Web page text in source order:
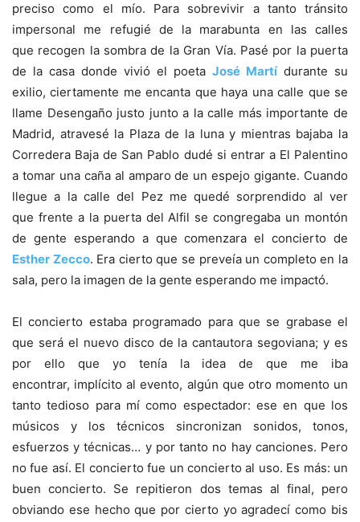
preciso como el mío. Para sobrevivir a tanto tránsito
impersonal me refugié de la marabunta en las calles
que recogen la sombra de la Gran Vía. Pasé por la puerta
de la casa donde vivió el poeta José Martídurante su
exilio, ciertamente me encanta que haya una calle que se
llame Desengaño justo junto a la calle más importante de
Madrid, atravesé la Plaza de la luna y mientras bajaba la
Corredera Baja de San Pablo dudé si entrar a El Palentino
a tomar una caña al amparo de un espejo gigante. Cuando
llegue a la calle del Pez me quedé sorprendido al ver
que frente a la puerta del Alfil se congregaba un montón
de gente esperando a que comenzara el concierto de
Esther Zecco. Era cierto que se preveía un completo en la
sala, pero la imagen de la gente esperando me impactó.
El concierto estaba programado para que se grabase el
que será el nuevo disco de la cantautora segoviana; y es
por ello que yo tenía la idea de que me iba
encontrar, implícito al evento, algún que otro momento un
tanto tedioso para mí como espectador: ese en que los
músicos y los técnicos sincronizan sonidos, tonos,
esfuerzos y técnicas… y por tanto no hay canciones. Pero
no fue así. El concierto fue un concierto al uso. Es más: un
buen concierto. Se repitieron dos temas al final, pero
obviando ese hecho que por cierto yo agradecí como bis